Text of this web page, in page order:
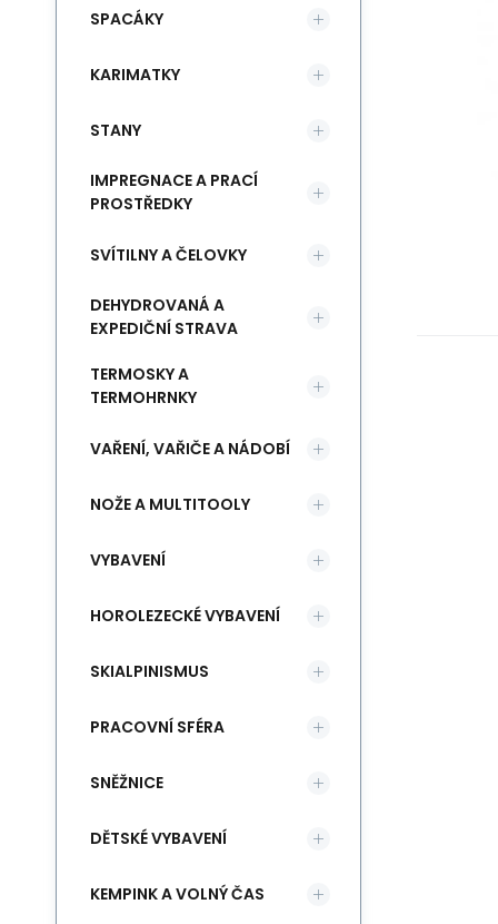
SPACÁKY
KARIMATKY
STANY
IMPREGNACE A PRACÍ
PROSTŘEDKY
SVÍTILNY A ČELOVKY
DEHYDROVANÁ A
EXPEDIČNÍ STRAVA
TERMOSKY A
TERMOHRNKY
VAŘENÍ, VAŘIČE A NÁDOBÍ
NOŽE A MULTITOOLY
VYBAVENÍ
HOROLEZECKÉ VYBAVENÍ
SKIALPINISMUS
PRACOVNÍ SFÉRA
SNĚŽNICE
DĚTSKÉ VYBAVENÍ
KEMPINK A VOLNÝ ČAS